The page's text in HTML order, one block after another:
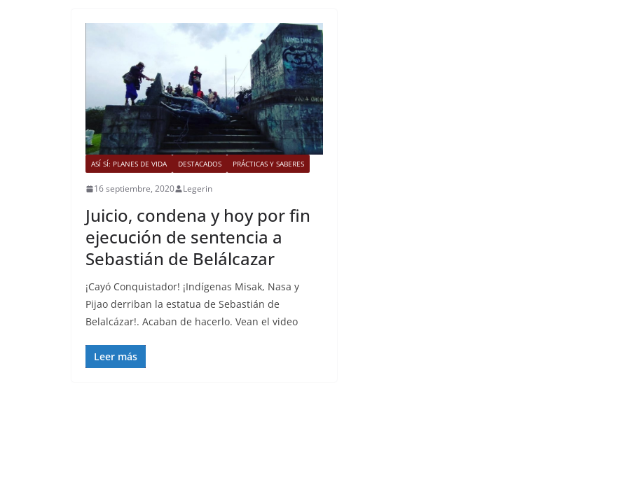
ASÍ SÍ: PLANES DE VIDA DESTACADOS PRÁCTICAS Y SABERES
16 septiembre, 2020 Legerin
Juicio, condena y hoy por fin
ejecución de sentencia a
Sebastián de Belálcazar
¡Cayó Conquistador! ¡Indígenas Misak, Nasa y
Pijao derriban la estatua de Sebastián de
Belalcázar!. Acaban de hacerlo. Vean el video
Leer más